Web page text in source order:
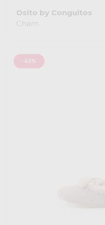
Osito by Conguitos
Cham
-43%